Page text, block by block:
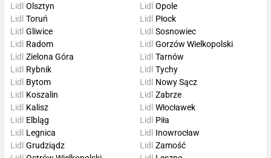
Lidl Olsztyn
Lidl Toruń
Lidl Gliwice
Lidl Radom
Lidl Opole
Lidl Płock
Lidl Sosnowiec
Lidl Gorzów Wielkopolski
Lidl Zielona Góra
Lidl Rybnik
Lidl Bytom
Lidl Koszalin
Lidl Tarnów
Lidl Tychy
Lidl Nowy Sącz
Lidl Zabrze
Lidl Kalisz
Lidl Elbląg
Lidl Legnica
Lidl Grudziądz
Lidl Włocławek
Lidl Piła
Lidl Inowrocław
Lidl Zamość